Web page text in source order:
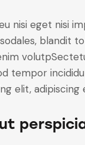
nisi eget nisi
blandit
tempor
elit, adipiscing